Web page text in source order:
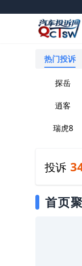
热门投诉
探岳
逍客
瑞虎8
投诉
首页